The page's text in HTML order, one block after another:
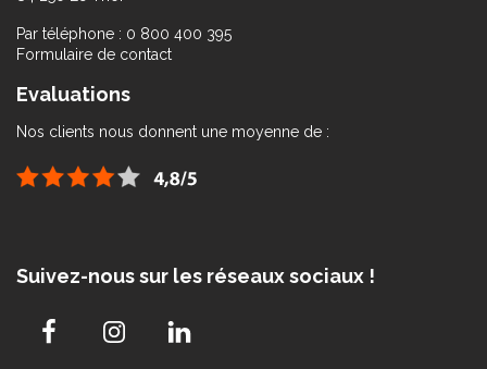
Par téléphone : 0 800 400 395
Formulaire de contact
Evaluations
Nos clients nous donnent une moyenne de :
Suivez-nous sur les réseaux sociaux !